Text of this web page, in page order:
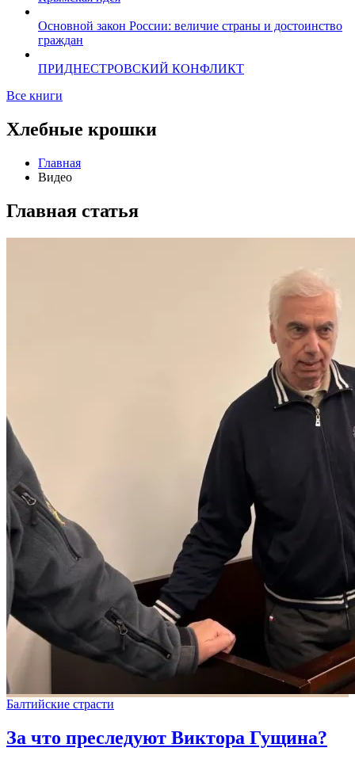
Основной закон России: величие страны и достоинство
граждан
ПРИДНЕСТРОВСКИЙ КОНФЛИКТ
Все книги
Хлебные крошки
Главная
Видео
Главная статья
Балтийские страсти
За что преследуют Виктора Гущина?